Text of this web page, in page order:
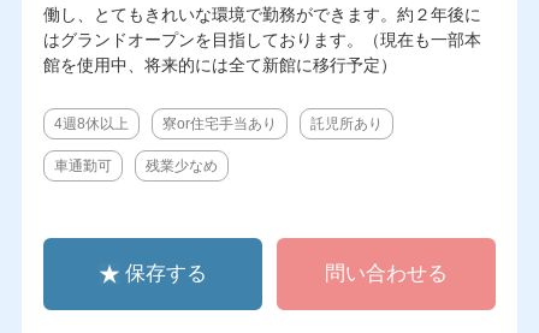
働し、とてもきれいな環境で勤務ができます。約２年後に
はグランドオープンを目指しております。（現在も一部本
館を使用中、将来的には全て新館に移行予定）
4週8休以上 寮or住宅手当あり 託児所あり
車通勤可 残業少なめ
保存する 問い合わせる